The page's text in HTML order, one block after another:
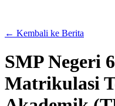
← Kembali ke Berita
SMP Negeri
Matrikulasi